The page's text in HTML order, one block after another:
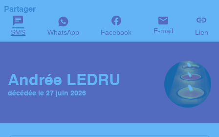
Partager
SMS WhatsApp Facebook E-mail Lien
Andrée LEDRU
décédée le 27 juin 2026